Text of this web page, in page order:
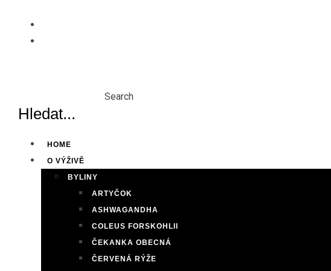
content
Search
HOME
O VÝŽIVĚ
BYLINY
ARTYČOK
ASHWAGANDHA
COLEUS FORSKOHLII
ČEKANKA OBECNÁ
ČERVENÁ RÝŽE